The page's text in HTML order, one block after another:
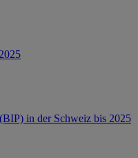
in der Schweiz bis 2025